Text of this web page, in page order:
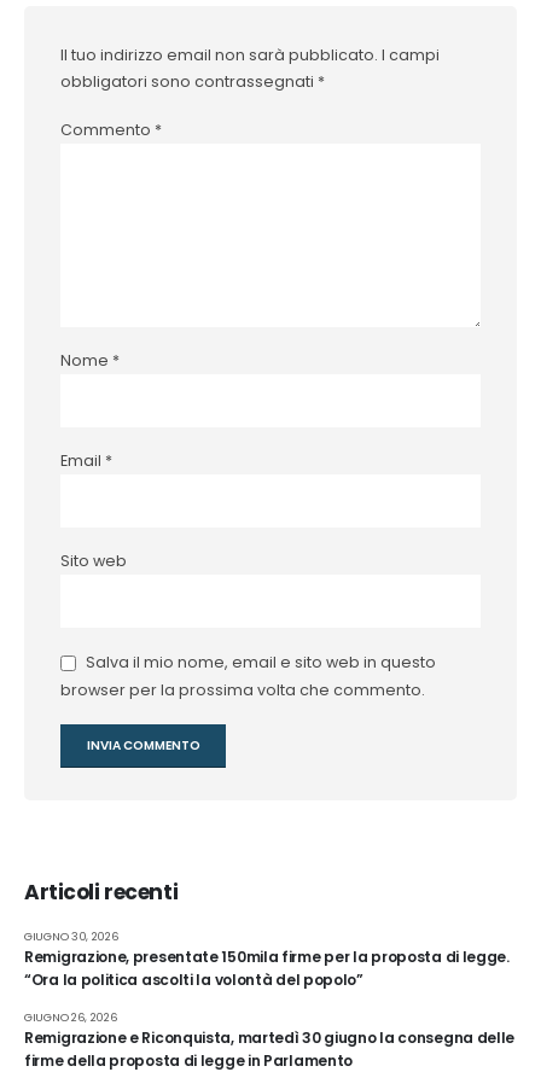
Il tuo indirizzo email non sarà pubblicato. I campi
obbligatori sono contrassegnati *
Commento *
Nome *
Email *
Sito web
Salva il mio nome, email e sito web in questo
browser per la prossima volta che commento.
Articoli recenti
Remigrazione, presentate 150mila firme per la proposta di legge.
“Ora la politica ascolti la volontà del popolo”
GIUGNO 30, 2026
Remigrazione e Riconquista, martedì 30 giugno la consegna delle
firme della proposta di legge in Parlamento
GIUGNO 26, 2026